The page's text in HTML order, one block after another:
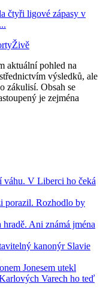
čtyři ligové zápasy v
aktuální pohled na
výsledků, ale
zákulisí. Obsah se
je zejména
váhu. V Liberci ho čeká
porazil. Rozhodlo by
Ani známá jména
kanonýr Slavie
Jonesem utekl
Varech ho teď